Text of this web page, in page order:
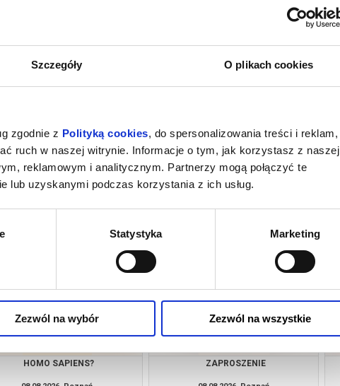
Szczegóły O plikach cookies
zgodnie z Polityką cookies, do spersonalizowania treści i reklam,
ruch w naszej witrynie. Informacje o tym, jak korzystasz z naszej
reklamowym i analitycznym. Partnerzy mogą połączyć te
lub uzyskanymi podczas korzystania z ich usług.
Statystyka Marketing
Zezwól na wybór Zezwól na wszystkie
O CZYM SOBIE NIE MÓWIMY
kup bilet
ZAPROSZENIE
kup bilet
HOMO SAPIENS? ZAPROSZENIE